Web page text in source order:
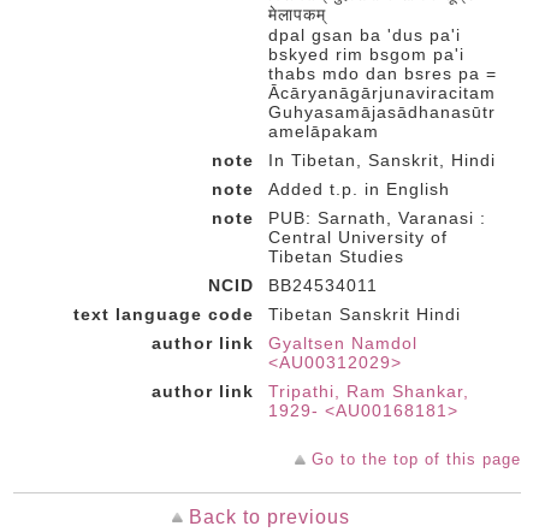
मेलापकम्
dpal gsan ba 'dus pa'i
bskyed rim bsgom pa'i
thabs mdo dan bsres pa =
Ācāryanāgārjunaviracitam
Guhyasamājasādhanasūtr
amelāpakam
note
In Tibetan, Sanskrit, Hindi
note
Added t.p. in English
note
PUB: Sarnath, Varanasi :
Central University of
Tibetan Studies
NCID
BB24534011
text language code
Tibetan Sanskrit Hindi
author link
Gyaltsen Namdol
<AU00312029>
author link
Tripathi, Ram Shankar,
1929- <AU00168181>
Go to the top of this page
Back to previous